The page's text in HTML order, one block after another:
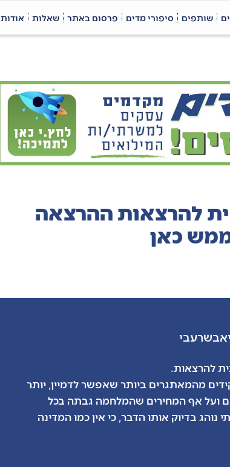
שותפים סיפורי מדים פרסום באתר שאלות אודות
להרצאות ההרצאה
כאן
שרעבי
להרצאות.
מהמאתגרים ביותר שאפשר לדמיין, יותר
ועל אף המחירים שהמלחמה גבתה בכל
נוהג בדיוק אותו הדבר, כי אין כמו המדינה